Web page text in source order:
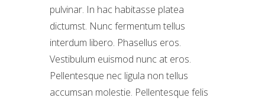
pulvinar. In hac habitasse platea
dictumst. Nunc fermentum tellus
interdum libero. Phasellus eros.
Vestibulum euismod nunc at eros.
Pellentesque nec ligula non tellus
accumsan molestie. Pellentesque felis